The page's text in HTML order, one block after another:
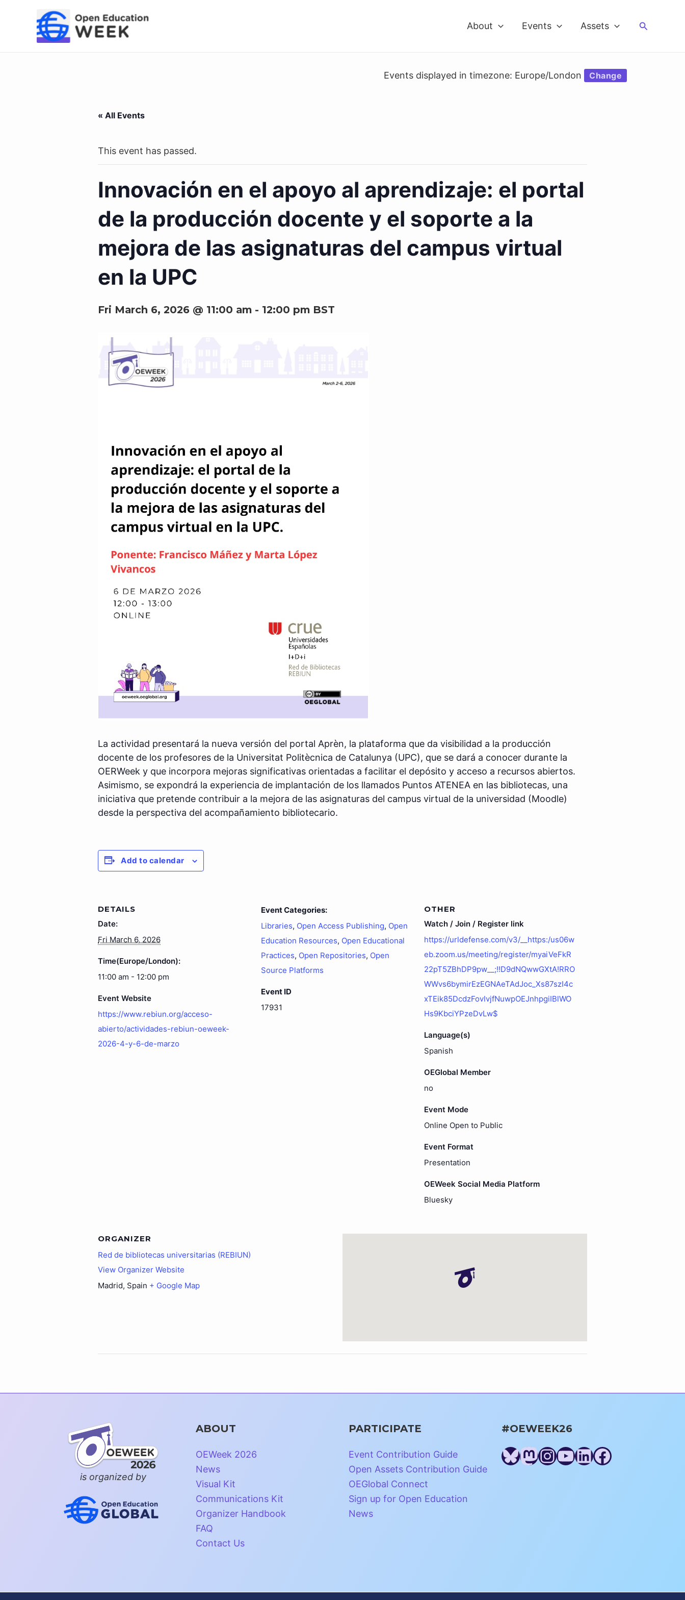
About Events Assets Search
Events displayed in timezone: Europe/London Change
« All Events
This event has passed.
Innovación en el apoyo al aprendizaje: el portal
de la producción docente y el soporte a la
mejora de las asignaturas del campus virtual
en la UPC
Fri March 6, 2026 @ 11:00 am - 12:00 pm BST
La actividad presentará la nueva versión del portal Aprèn, la plataforma que da visibilidad a la producción
docente de los profesores de la Universitat Politècnica de Catalunya (UPC), que se dará a conocer durante la
OERWeek y que incorpora mejoras significativas orientadas a facilitar el depósito y acceso a recursos abiertos.
Asimismo, se expondrá la experiencia de implantación de los llamados Puntos ATENEA en las bibliotecas, una
iniciativa que pretende contribuir a la mejora de las asignaturas del campus virtual de la universidad (Moodle)
desde la perspectiva del acompañamiento bibliotecario.
Add to calendar
DETAILS
Date:
Fri March 6, 2026
Time(Europe/London):
11:00 am - 12:00 pm
Event Website
https://www.rebiun.org/acceso-
abierto/actividades-rebiun-oeweek-
2026-4-y-6-de-marzo
Event Categories:
Libraries, Open Access Publishing, Open
Education Resources, Open Educational
Practices, Open Repositories, Open
Source Platforms
Event ID
17931
OTHER
Watch / Join / Register link
https://urldefense.com/v3/__https:/us06w
eb.zoom.us/meeting/register/myaiVeFkR
22pT5ZBhDP9pw__;!!D9dNQwwGXtA!RRO
WWvs6bymirEzEGNAeTAdJoc_Xs87szI4c
xTEik85DcdzFovIvjfNuwpOEJnhpgiIBlWO
Hs9KbciYPzeDvLw$
Language(s)
Spanish
OEGlobal Member
no
Event Mode
Online Open to Public
Event Format
Presentation
OEWeek Social Media Platform
Bluesky
ORGANIZER
Red de bibliotecas universitarias (REBIUN)
View Organizer Website
Madrid, Spain + Google Map
is organized by
ABOUT
OEWeek 2026
News
Visual Kit
Communications Kit
Organizer Handbook
FAQ
Contact Us
PARTICIPATE
Event Contribution Guide
Open Assets Contribution Guide
OEGlobal Connect
Sign up for Open Education
News
#OEWEEK26
Bluesky
Mastodon
Instagram
YouTube
LinkedIn
Facebook